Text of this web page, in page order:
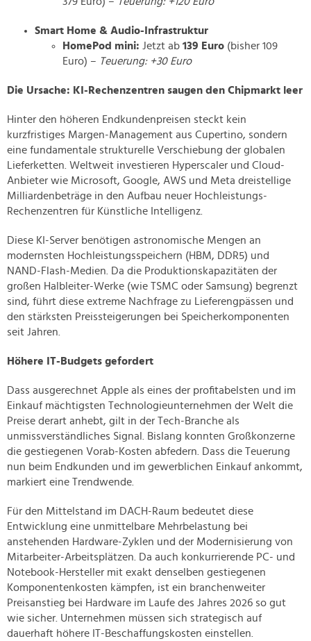
Smart Home & Audio-Infrastruktur
HomePod mini: Jetzt ab 139 Euro (bisher 109
Euro) – Teuerung: +30 Euro
Die Ursache: KI-Rechenzentren saugen den Chipmarkt leer
Hinter den höheren Endkundenpreisen steckt kein
kurzfristiges Margen-Management aus Cupertino, sondern
eine fundamentale strukturelle Verschiebung der globalen
Lieferketten. Weltweit investieren Hyperscaler und Cloud-
Anbieter wie Microsoft, Google, AWS und Meta dreistellige
Milliardenbeträge in den Aufbau neuer Hochleistungs-
Rechenzentren für Künstliche Intelligenz.
Diese KI-Server benötigen astronomische Mengen an
modernsten Hochleistungsspeichern (HBM, DDR5) und
NAND-Flash-Medien. Da die Produktionskapazitäten der
großen Halbleiter-Werke (wie TSMC oder Samsung) begrenzt
sind, führt diese extreme Nachfrage zu Lieferengpässen und
den stärksten Preissteigerungen bei Speicherkomponenten
seit Jahren.
Höhere IT-Budgets gefordert
Dass ausgerechnet Apple als eines der profitabelsten und im
Einkauf mächtigsten Technologieunternehmen der Welt die
Preise derart anhebt, gilt in der Tech-Branche als
unmissverständliches Signal. Bislang konnten Großkonzerne
die gestiegenen Vorab-Kosten abfedern. Dass die Teuerung
nun beim Endkunden und im gewerblichen Einkauf ankommt,
markiert eine Trendwende.
Für den Mittelstand im DACH-Raum bedeutet diese
Entwicklung eine unmittelbare Mehrbelastung bei
anstehenden Hardware-Zyklen und der Modernisierung von
Mitarbeiter-Arbeitsplätzen. Da auch konkurrierende PC- und
Notebook-Hersteller mit exakt denselben gestiegenen
Komponentenkosten kämpfen, ist ein branchenweiter
Preisanstieg bei Hardware im Laufe des Jahres 2026 so gut
wie sicher. Unternehmen müssen sich strategisch auf
dauerhaft höhere IT-Beschaffungskosten einstellen.